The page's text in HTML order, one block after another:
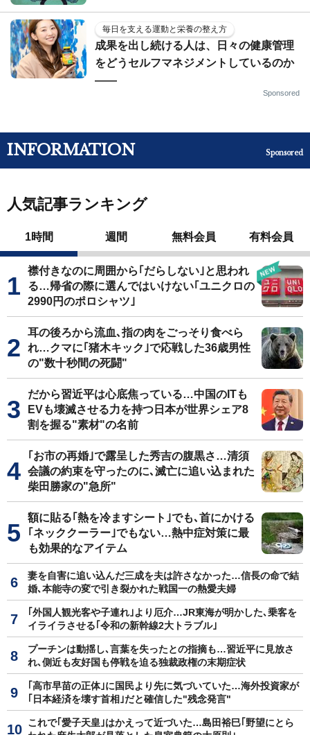
毎日を支える運動と栄養の整え方
成果を出し続ける人は、日々の健康管理
をどうセルフマネジメントしているのか
——
Sponsored
INFORMATION Sponsored
人気記事ランキング
1時間 週間 無料会員 有料会員
襟付きなのに周囲から｢だらしない｣と思われ
る…帰省の際に選んではいけない｢ユニクロの
2990円のポロシャツ｣
耳の後ろから流血､指の肉をごっそり食べら
れ…クマに｢猪木キック｣で応戦した36歳男性
の"数十秒間の死闘"
だから習近平は心底焦っている…中国のITも
EVも壊滅させる力を持つ日本が世界シェア8
割を握る"素材"の名前
｢お市の再婚｣で露呈した秀吉の腹黒さ…清須
会議の約束を守ったのに､滅亡に追い込まれた
柴田勝家の"急所"
額に貼る｢熱を冷ますシート｣でも､首にかける
｢ネッククーラー｣でもない…熱中症対策に最
も効果的なアイテム
妻を自害に追い込んだ三成を夫は許さなかった…信長の命で結
婚､本能寺の変で引き裂かれた戦国一の熱愛夫婦
｢外国人観光客や子連れ｣より厄介…JR東海が明かした､乗客を
イライラさせる｢令和の新幹線2大トラブル｣
プーチンは動揺し､言葉を失ったとの指摘も…習近平に見放さ
れ､側近も友好国も停戦を迫る独裁政権の末期症状
｢高市早苗の正体｣に国民より先に気づいていた…海外投資家が
｢日本経済を壊す首相｣だと確信した"残念発言"
これで｢愛子天皇｣はかえって近づいた…島田裕巳｢野望にとら